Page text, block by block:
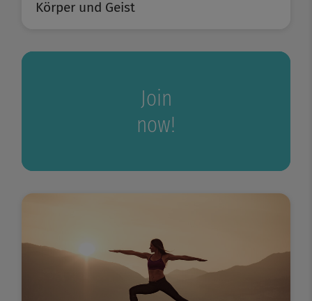
Körper und Geist
Join
now!